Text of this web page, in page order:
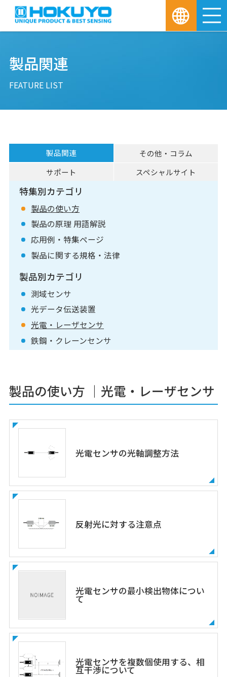
製品関連
FEATURE LIST
製品関連
その他・コラム
サポート
スペシャルサイト
特集別カテゴリ
製品の使い方
製品の原理 用語解説
応用例・特集ページ
製品に関する規格・法律
製品別カテゴリ
測域センサ
光データ伝送装置
光電・レーザセンサ
鉄鋼・クレーンセンサ
製品の使い方 ｜光電・レーザセンサ
光電センサの光軸調整方法
反射光に対する注意点
光電センサの最小検出物体につい
て
光電センサを複数個使用する、相
互干渉について